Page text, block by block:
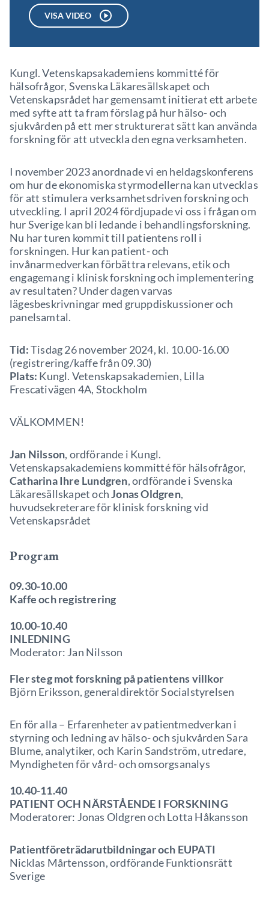
VISA VIDEO
Kungl. Vetenskapsakademiens kommitté för
hälsofrågor, Svenska Läkaresällskapet och
Vetenskapsrådet har gemensamt initierat ett arbete
med syfte att ta fram förslag på hur hälso- och
sjukvården på ett mer strukturerat sätt kan använda
forskning för att utveckla den egna verksamheten.
I november 2023 anordnade vi en heldagskonferens
om hur de ekonomiska styrmodellerna kan utvecklas
för att stimulera verksamhetsdriven forskning och
utveckling. I april 2024 fördjupade vi oss i frågan om
hur Sverige kan bli ledande i behandlingsforskning.
Nu har turen kommit till patientens roll i
forskningen. Hur kan patient- och
invånarmedverkan förbättra relevans, etik och
engagemang i klinisk forskning och implementering
av resultaten? Under dagen varvas
lägesbeskrivningar med gruppdiskussioner och
panelsamtal.
Tid:Tisdag 26 november 2024, kl. 10.00-16.00
(registrering/kaffe från 09.30)
Plats: Kungl. Vetenskapsakademien, Lilla
Frescativägen 4A, Stockholm
VÄLKOMMEN!
Jan Nilsson, ordförande i Kungl.
Vetenskapsakademiens kommitté för hälsofrågor,
Catharina Ihre Lundgren, ordförande i Svenska
Läkaresällskapet ochJonas Oldgren,
huvudsekreterare för klinisk forskning vid
Vetenskapsrådet
Program
09.30-10.00
Kaffe och registrering
10.00-10.40
INLEDNING
Moderator: Jan Nilsson
Fler steg mot forskning på patientens villkor
Björn Eriksson, generaldirektör Socialstyrelsen
En för alla – Erfarenheter av patientmedverkan i
styrning och ledning av hälso- och sjukvården Sara
Blume, analytiker, och Karin Sandström, utredare,
Myndigheten för vård- och omsorgsanalys
10.40-11.40
PATIENT OCH NÄRSTÅENDE I FORSKNING
Moderatorer: Jonas Oldgren och Lotta Håkansson
Patientföreträdarutbildningar och EUPATI
Nicklas Mårtensson, ordförande Funktionsrätt
Sverige